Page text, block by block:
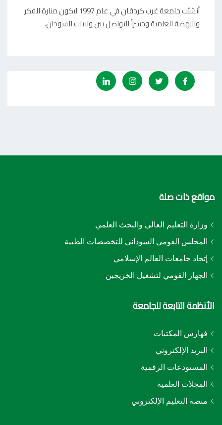
أنشئت جامعة غرب كردفان في عام 1997 لتكون منارة للفكر
والنهضة العلمية وجسراً للتواصل بين ولايات السودان.
مواقع ذات صلة
وزارة التعليم العالي والبحث العلمي
المجلس القومي السوداني للتخصصات الطبية
إتحاد جامعات العالم الإسلامي
الجهاز القومي لتشغيل الخريجين
الأنظمة التابعة للجامعة
فهارس المكتبات
البريد الإلكتروني
المستودعات الرقمية
المجلات العلمية
منصة التعليم الإلكتروني